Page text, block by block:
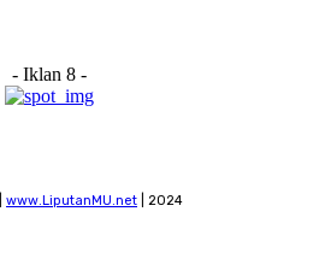
- Iklan 8 -
www.LiputanMU.net | 2024